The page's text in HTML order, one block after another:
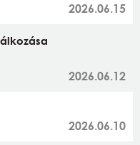
2026.06.15
2026.06.12
2026.06.10